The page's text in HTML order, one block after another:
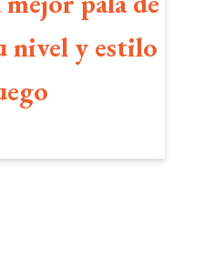
nivel y estilo